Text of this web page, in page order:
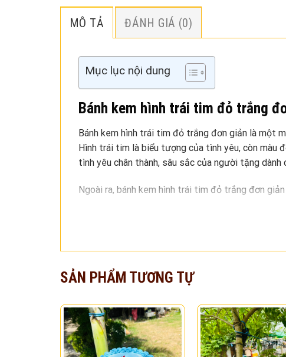
MÔ TẢ ĐÁNH GIÁ (0)
Mục lục nội dung
Bánh kem hình trái tim đỏ trắng
Bánh kem hình trái tim đỏ trắng đơn giản là một
Hình trái tim là biểu tượng của tình yêu, còn màu
tình yêu chân thành, sâu sắc của người tặng dành
Ngoài ra, bánh kem hình trái tim đỏ trắng đơn
kỉ niệm tình yêu,… Bánh kem sẽ là món quà ngọt
Ý nghĩa cụ thể của chiếc bánh
dành cho người nhận. Chiếc bánh kem sẽ là lời
ngào cho người nhận. Chiếc bánh kem sẽ là
Vẻ đẹp tinh tế, đơn giản: Bánh kem hình trái
món quà phù hợp với mọi đối tượng, mọi hoàn
SẢN PHẨM TƯƠNG TỰ